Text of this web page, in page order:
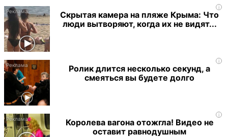
i
Скрытая камера на пляже Крыма: Что
люди вытворяют, когда их не видят...
i
Ролик длится несколько секунд, а
смеяться вы будете долго
i
Королева вагона отожгла! Видео не
оставит равнодушным